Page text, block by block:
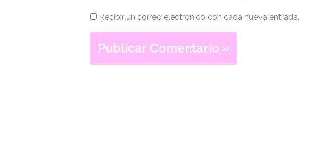
Recibir un correo electrónico con cada nueva entrada.